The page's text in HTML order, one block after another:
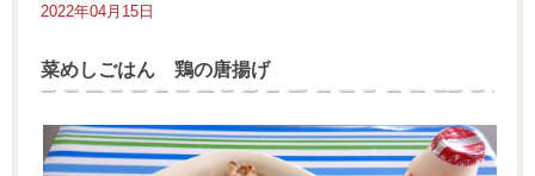
2022年04月15日
菜めしごはん 鶏の唐揚げ